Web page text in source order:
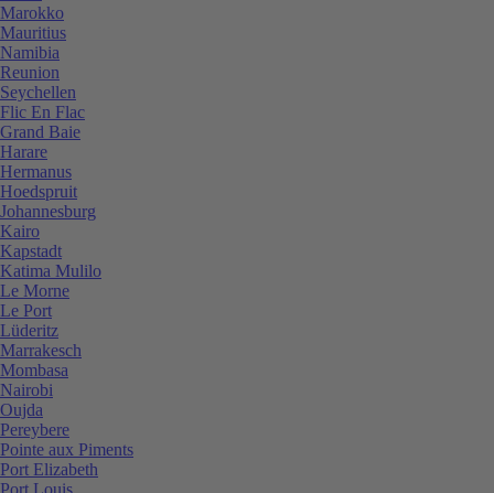
Marokko
Mauritius
Namibia
Reunion
Seychellen
Flic En Flac
Grand Baie
Harare
Hermanus
Hoedspruit
Johannesburg
Kairo
Kapstadt
Katima Mulilo
Le Morne
Le Port
Lüderitz
Marrakesch
Mombasa
Nairobi
Oujda
Pereybere
Pointe aux Piments
Port Elizabeth
Port Louis